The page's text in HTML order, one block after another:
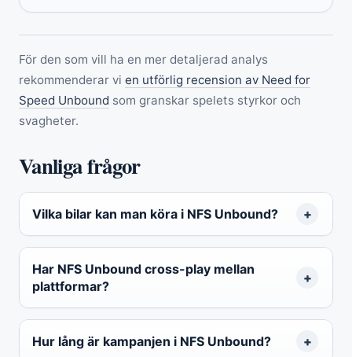
För den som vill ha en mer detaljerad analys
rekommenderar vi en utförlig recension av Need for
Speed Unbound som granskar spelets styrkor och
svagheter.
Vanliga frågor
Vilka bilar kan man köra i NFS Unbound?
Har NFS Unbound cross-play mellan
plattformar?
Hur lång är kampanjen i NFS Unbound?